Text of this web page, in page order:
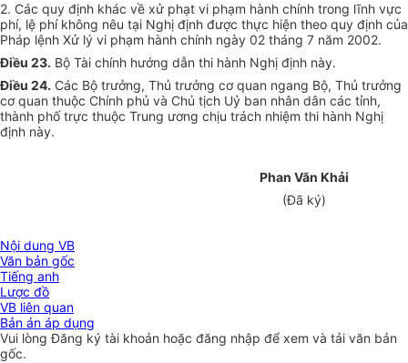
2. Các quy định khác về xử phạt vi phạm hành chính trong lĩnh vực
phí, lệ phí không nêu tại Nghị định được thực hiện theo quy định của
Pháp lệnh Xử lý vi phạm hành chính ngày 02 tháng 7 năm 2002.
Điều 23. Bộ Tài chính hướng dẫn thi hành Nghị định này.
Điều 24. Các Bộ trưởng, Thủ trưởng cơ quan ngang Bộ, Thủ trưởng
cơ quan thuộc Chính phủ và Chủ tịch Uỷ ban nhân dân các tỉnh,
thành phố trực thuộc Trung ương chịu trách nhiệm thi hành Nghị
định này.
Phan Văn Khải
(Đã ký)
Nội dung VB
Văn bản gốc
Tiếng anh
Lược đồ
VB liên quan
Bản án áp dụng
Vui lòngĐăng ký tài khoản hoặc đăng nhập để xem và tải văn bản
gốc.